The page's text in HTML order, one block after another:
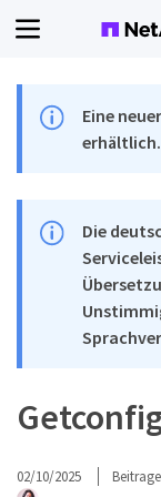
Eine
erhältlich.
Die
02/10/2025